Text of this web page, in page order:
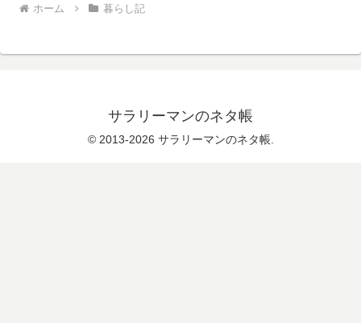
ホーム 暮らし記
サラリーマンのネタ帳
© 2013-2026 サラリーマンのネタ帳.